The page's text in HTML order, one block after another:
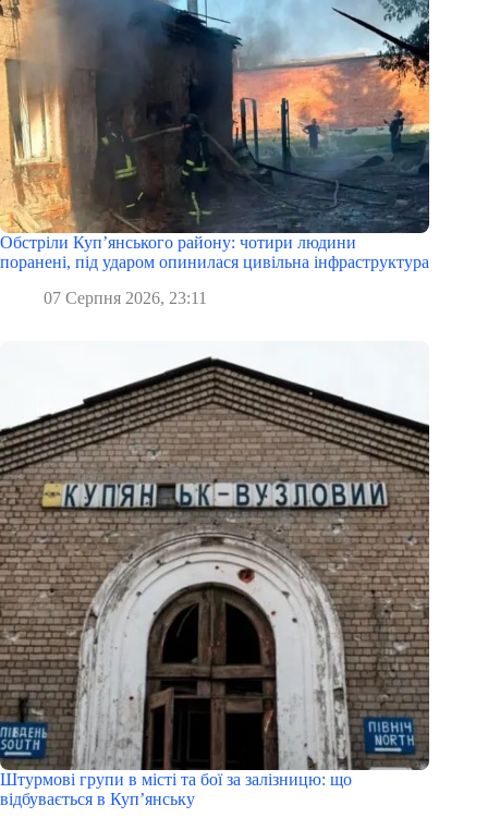
Обстріли Куп’янського району: чотири людини
поранені, під ударом опинилася цивільна інфраструктура
07 Серпня 2026, 23:11
Штурмові групи в місті та бої за залізницю: що
відбувається в Куп’янську